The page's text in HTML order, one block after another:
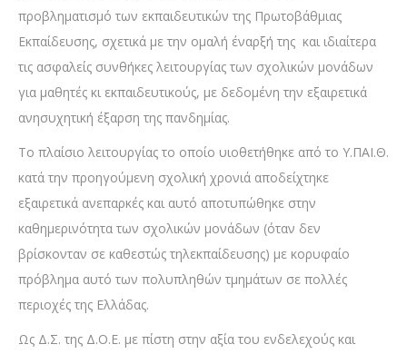
προβληματισμό των εκπαιδευτικών της Πρωτοβάθμιας
Εκπαίδευσης, σχετικά με την ομαλή έναρξή της και ιδιαίτερα
τις ασφαλείς συνθήκες λειτουργίας των σχολικών μονάδων
για μαθητές κι εκπαιδευτικούς, με δεδομένη την εξαιρετικά
ανησυχητική έξαρση της πανδημίας.
Το πλαίσιο λειτουργίας το οποίο υιοθετήθηκε από το Υ.ΠΑΙ.Θ.
κατά την προηγούμενη σχολική χρονιά αποδείχτηκε
εξαιρετικά ανεπαρκές και αυτό αποτυπώθηκε στην
καθημερινότητα των σχολικών μονάδων (όταν δεν
βρίσκονταν σε καθεστώς τηλεκπαίδευσης) με κορυφαίο
πρόβλημα αυτό των πολυπληθών τμημάτων σε πολλές
περιοχές της Ελλάδας.
Ως Δ.Σ. της Δ.Ο.Ε. με πίστη στην αξία του ενδελεχούς και